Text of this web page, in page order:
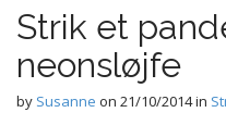
Strik et
neonsløjfe
by Susanne on 21/10/2014in